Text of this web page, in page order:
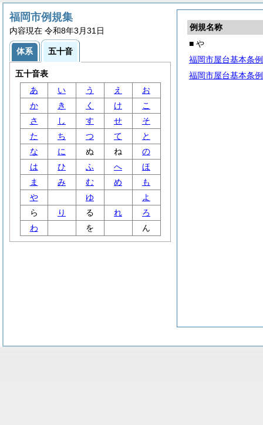
例規名称
■ や
福岡市屋台基本条例
福岡市屋台基本条
福岡市例規集
内容現在 令和8年3月31日
体系 五十音
五十音表
あ
い う え
お
か
き く け
こ
さ
し す せ
そ
た
ち つ て
と
な
に ぬ ね
の
は
ひ ふ へ
ほ
ま
み む め
も
や
ゆ
よ
ら
り る れ
ろ
わ
を ん